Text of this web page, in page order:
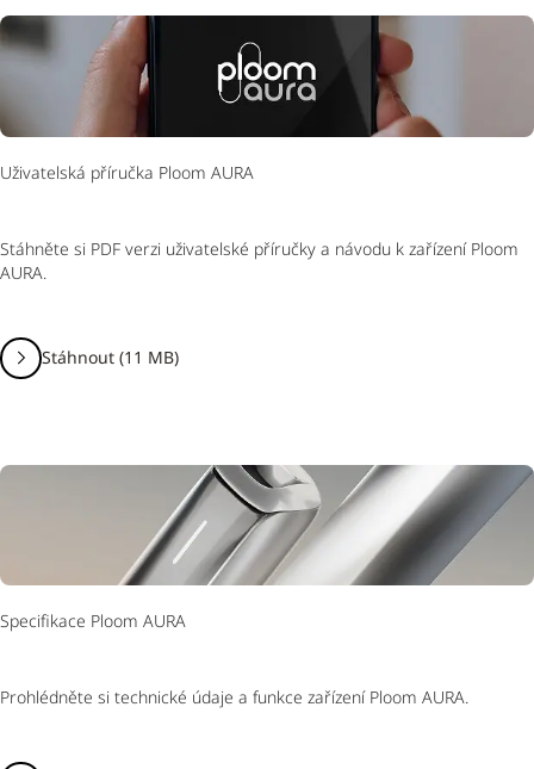
Uživatelská příručka Ploom AURA
Stáhněte si PDF verzi uživatelské příručky a návodu k zařízení Ploom
AURA.
Stáhnout (11 MB)
Specifikace Ploom AURA
Prohlédněte si technické údaje a funkce zařízení Ploom AURA.